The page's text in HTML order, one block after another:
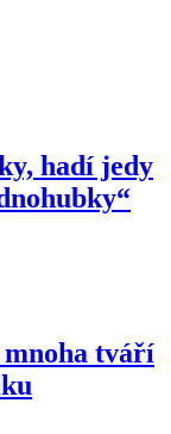
hadí jedy
tváří